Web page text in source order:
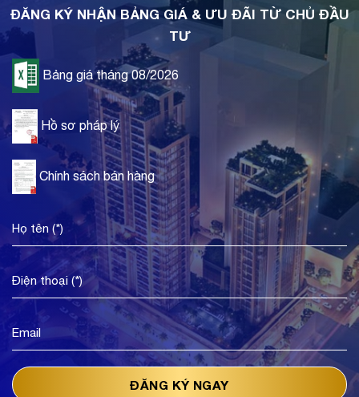
ĐĂNG KÝ NHẬN BẢNG GIÁ & ƯU ĐÃI TỪ CHỦ ĐẦU
TƯ
Bảng giá tháng 08/2026
Hồ sơ pháp lý
Chính sách bán hàng